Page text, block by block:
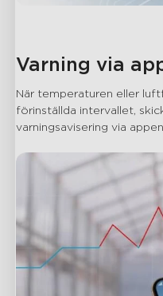
Varning via
När temperaturen eller
förinställda intervallet,
varningsavisering via